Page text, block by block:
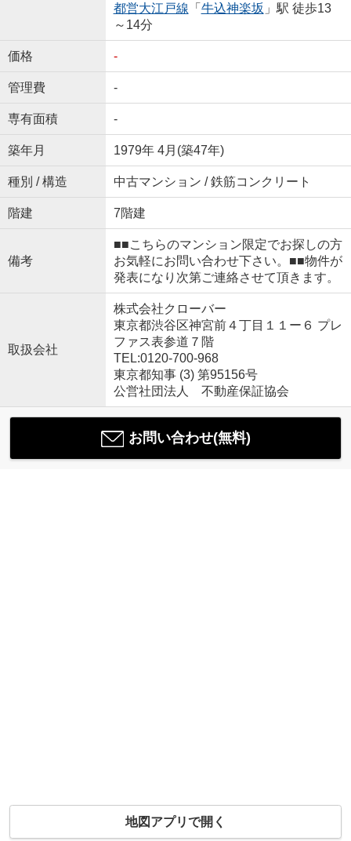
都営大江戸線 「 牛込神楽坂 」駅 徒歩13
～14分
価格 -
管理費 -
専有面積 -
築年月 1979年 4月(築47年)
種別 / 構造 中古マンション / 鉄筋コンクリート
階建 7階建
備考
■■こちらのマンション限定でお探しの方
お気軽にお問い合わせ下さい。■■物件が
発表になり次第ご連絡させて頂きます。
取扱会社
株式会社クローバー
東京都渋谷区神宮前４丁目１１ー６ プレ
ファス表参道７階
TEL:0120-700-968
東京都知事 (3) 第95156号
公営社団法人 不動産保証協会
お問い合わせ(無料)
地図アプリで開く